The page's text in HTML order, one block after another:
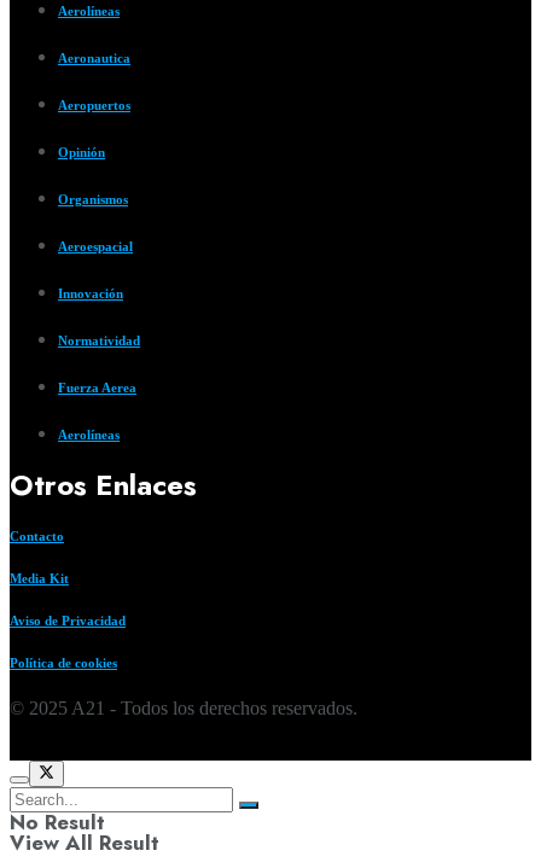
Aerolíneas
Aeronautica
Aeropuertos
Opinión
Organismos
Aeroespacial
Innovación
Normatividad
Fuerza Aerea
Aerolíneas
Otros Enlaces
Contacto
Media Kit
Aviso de Privacidad
Política de cookies
© 2025 A21 - Todos los derechos reservados.
No Result
View All Result